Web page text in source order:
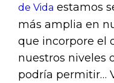
de Vida estamos
más amplia en
que incorpore el
nuestros niveles
podría permitir…